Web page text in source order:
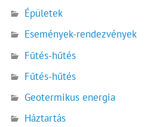
Épületek
Események-rendezvények
Fűtés-hűtés
Fűtés-hűtés
Geotermikus energia
Háztartás